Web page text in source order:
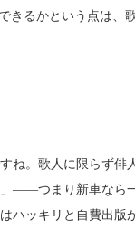
きるかという点は、
ね。歌人に限らず俳
――つまり新車なら
ハッキリと自費出